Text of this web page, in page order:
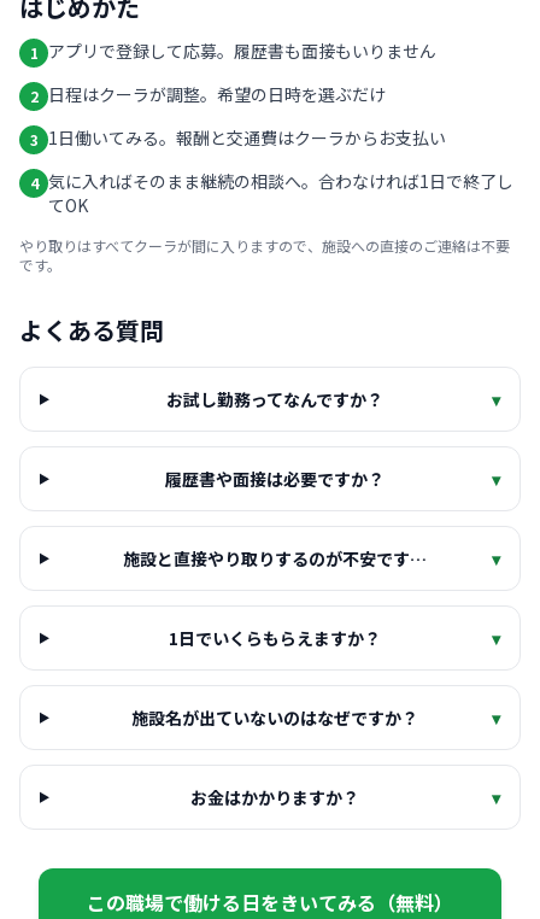
1 アプリで登録して応募。履歴書も面接もいりません
2 日程はクーラが調整。希望の日時を選ぶだけ
3 1日働いてみる。報酬と交通費はクーラからお支払い
4 気に入ればそのまま継続の相談へ。合わなければ1日で終了し
てOK
やり取りはすべてクーラが間に入りますので、施設への直接のご連絡は不要
です。
よくある質問
お試し勤務ってなんですか？ ▾
履歴書や面接は必要ですか？ ▾
施設と直接やり取りするのが不安です… ▾
1日でいくらもらえますか？ ▾
施設名が出ていないのはなぜですか？ ▾
お金はかかりますか？ ▾
この職場で働ける日をきいてみる（無料）